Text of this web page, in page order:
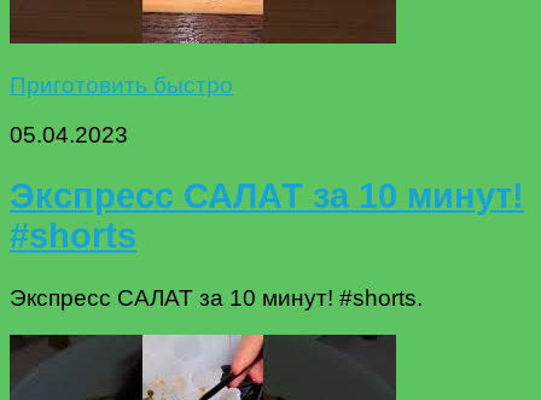
Приготовить быстро
05.04.2023
Экспресс САЛАТ за 10 минут!
#shorts
Экспресс САЛАТ за 10 минут! #shorts.